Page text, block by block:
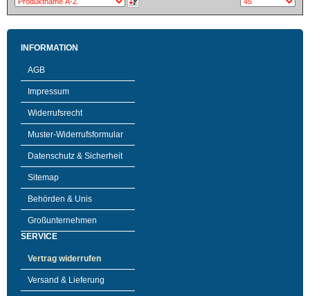
INFORMATION
AGB
Impressum
Widerrufsrecht
Muster-Widerrufsformular
Datenschutz & Sicherheit
Sitemap
Behörden & Unis
Großunternehmen
SERVICE
Vertrag widerrufen
Versand & Lieferung